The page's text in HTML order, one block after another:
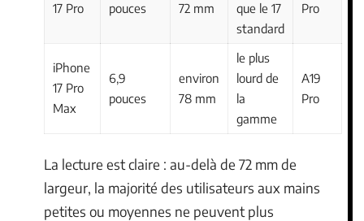
17 Pro
pouces
72 mm
que le 17
standard
Pro
iPhone
17 Pro
Max
6,9
pouces
environ
78 mm
le plus
lourd de
la
gamme
A19
Pro
La lecture est claire : au-delà de 72 mm de
largeur, la majorité des utilisateurs aux mains
petites ou moyennes ne peuvent plus